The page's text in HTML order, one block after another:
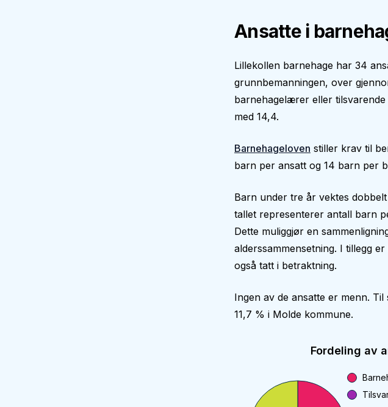
Ansatte i
Lillekollen barnehage har 34
grunnbemanningen, over
barnehagelærer eller
med 14,4.
Barnehageloven stiller krav til
barn per ansatt og 14 barn per
Barn under tre år vektes
tallet representerer antall barn
Dette muliggjør en
alderssammensetning. I tillegg
også tatt i betraktning.
Ingen av de ansatte er menn.
11,7 % i Molde kommune.
Fordeling av